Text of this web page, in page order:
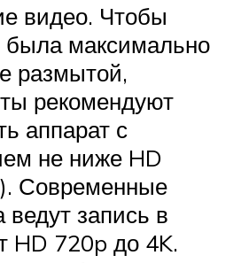
видео. Чтобы
была максимально
размытой,
рекомендуют
аппарат с
не ниже HD
Современные
ведут запись в
HD 720p до 4K.